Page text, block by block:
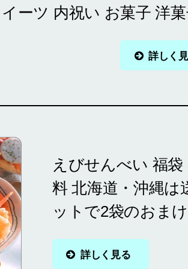
ーツ 内祝い お菓子 洋菓
詳しく
えびせんべい 福
料 北海道・沖縄は
ットで2袋のおま
詳しく見る